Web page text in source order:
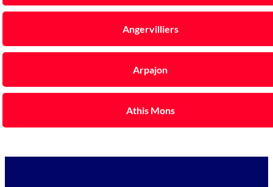
Angervilliers
Arpajon
Athis Mons